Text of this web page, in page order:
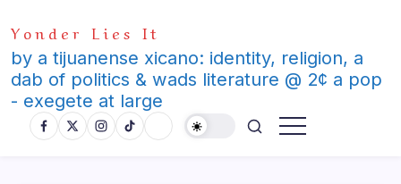
to
content
Yonder Lies It
by a tijuanense xicano: identity, religion, a
dab of politics & wads literature @ 2¢ a pop
- exegete at large